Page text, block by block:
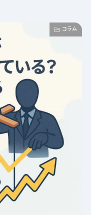
コラム